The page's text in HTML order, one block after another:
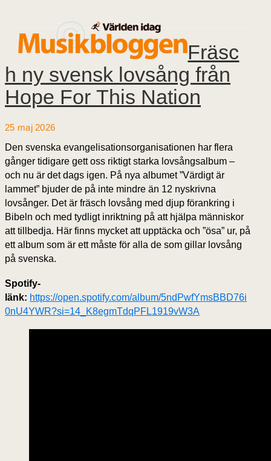
Fräsc
h ny svensk lovsång från
Hope For This Nation
25 maj 2026
Den svenska evangelisationsorganisationen har flera
gånger tidigare gett oss riktigt starka lovsångsalbum –
och nu är det dags igen. På nya albumet ”Värdigt är
lammet” bjuder de på inte mindre än 12 nyskrivna
lovsånger. Det är fräsch lovsång med djup förankring i
Bibeln och med tydligt inriktning på att hjälpa människor
att tillbedja. Här finns mycket att upptäcka och ”ösa” ur, på
ett album som är ett måste för alla de som gillar lovsång
på svenska.
Spotify-
länk: https://open.spotify.com/album/5ndPwfYmsBBD76i
0nU4YWR?si=14_K8egmTdqPFL1919vW3A